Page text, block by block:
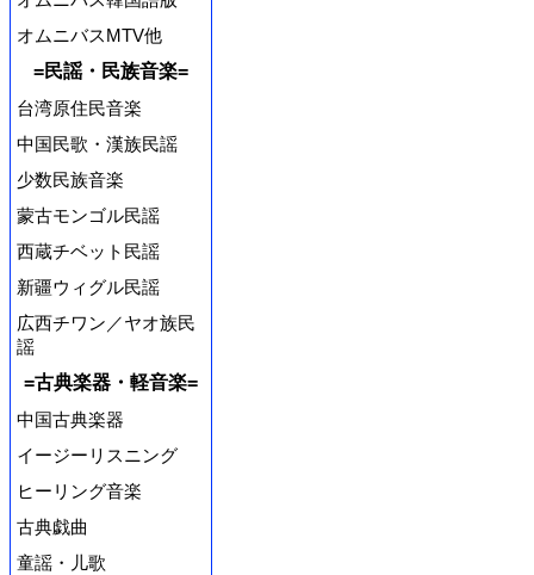
オムニバスMTV他
=民謡・民族音楽=
台湾原住民音楽
中国民歌・漢族民謡
少数民族音楽
蒙古モンゴル民謡
西蔵チベット民謡
新疆ウィグル民謡
広西チワン／ヤオ族民
謡
=古典楽器・軽音楽=
中国古典楽器
イージーリスニング
ヒーリング音楽
古典戯曲
童謡・儿歌